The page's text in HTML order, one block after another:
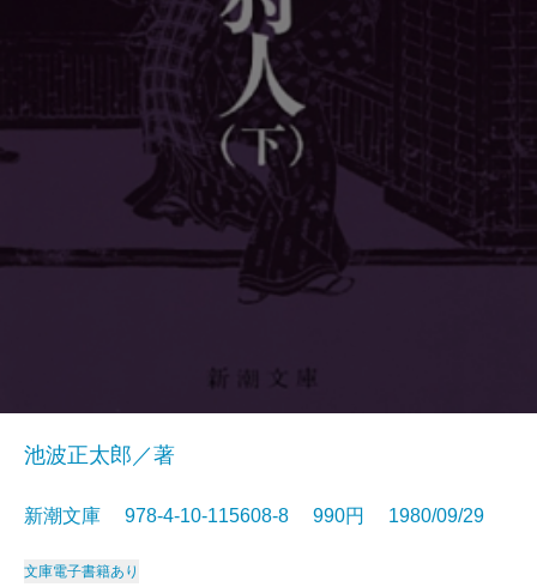
池波正太郎／著
新潮文庫 978-4-10-115608-8 990円 1980/09/29
文庫電子書籍あり